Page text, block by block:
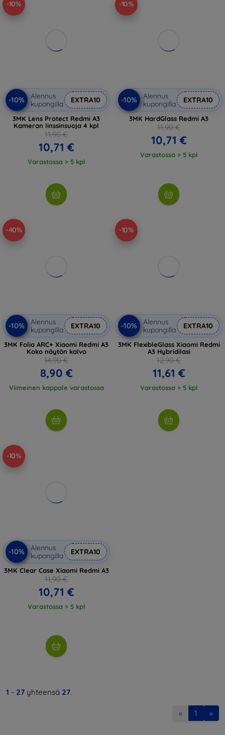
-10%
-10%
Alennus
kupongilla
EXTRA10
3MK Lens Protect Redmi A3
Kameran linssinsuoja 4 kpl
11,90 €
10,71 €
Varastossa > 5 kpl
-10%
-10%
Alennus
kupongilla
EXTRA10
3MK HardGlass Redmi A3
11,90 €
10,71 €
Varastossa > 5 kpl
-40%
-10%
Alennus
kupongilla
EXTRA10
3MK Folia ARC+ Xiaomi Redmi A3
Koko näytön kalvo
14,90 €
8,90 €
Viimeinen kappale varastossa
-10%
-10%
Alennus
kupongilla
EXTRA10
3MK FlexibleGlass Xiaomi Redmi
A3 Hybridilasi
12,90 €
11,61 €
Varastossa > 5 kpl
-10%
-10%
Alennus
kupongilla
EXTRA10
3MK Clear Case Xiaomi Redmi A3
11,90 €
10,71 €
Varastossa > 5 kpl
1 - 27 yhteensä 27.
« 1 »